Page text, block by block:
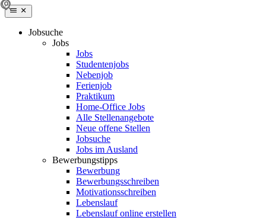
Jobsuche
Jobs
Jobs
Studentenjobs
Nebenjob
Ferienjob
Praktikum
Home-Office Jobs
Alle Stellenangebote
Neue offene Stellen
Jobsuche
Jobs im Ausland
Bewerbungstipps
Bewerbung
Bewerbungsschreiben
Motivationsschreiben
Lebenslauf
Lebenslauf online erstellen